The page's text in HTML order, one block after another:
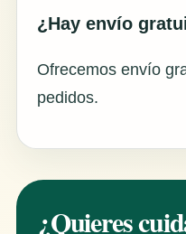
¿Hay envío
Ofrecemos envío
pedidos.
¿Quieres